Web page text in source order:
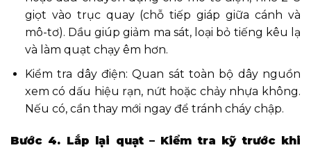
giọt vào trục quay (chỗ tiếp giáp giữa cánh và
mô-tơ). Dầu giúp giảm ma sát, loại bỏ tiếng kêu lạ
và làm quạt chạy êm hơn.
Kiểm tra dây điện: Quan sát toàn bộ dây nguồn
xem có dấu hiệu rạn, nứt hoặc chảy nhựa không.
Nếu có, cần thay mới ngay để tránh cháy chập.
Bước 4. Lắp lại quạt – Kiểm tra kỹ trước khi